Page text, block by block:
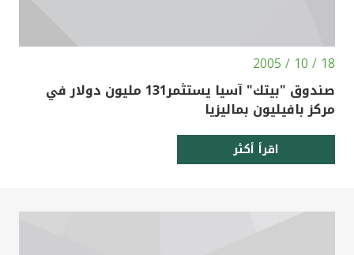
18 / 10 / 2005
صندوق "بيتك" آسيا يستثمر131 مليون دولار في
مركز بافيليون بماليزيا
اقرأ أكثر